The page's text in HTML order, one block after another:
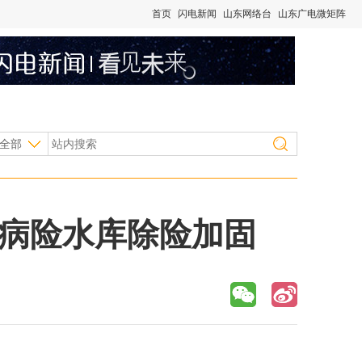
首页 闪电新闻 山东网络台 山东广电微矩阵
部
险水库除险加固